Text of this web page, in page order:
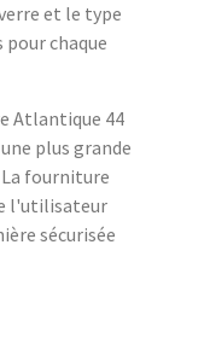
et le type
chaque
Atlantique 44
plus grande
fourniture
l'utilisateur
sécurisée